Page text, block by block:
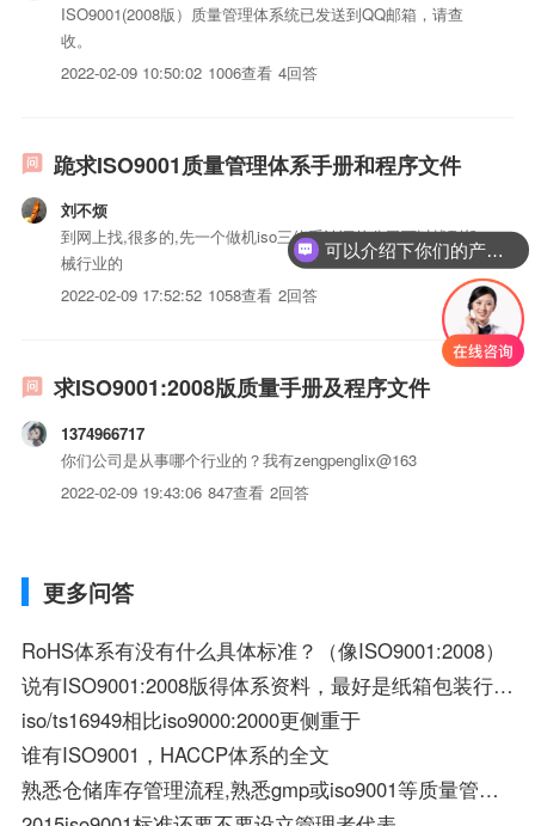
ISO9001(2008版）质量管理体系统已发送到QQ邮箱，请查
收。
2022-02-09 10:50:02 1006查看 4回答
跪求ISO9001质量管理体系手册和程序文件
刘不烦
到网上找,很多的,先一个做机iso三体系认证的公司可以找到机
械行业的
2022-02-09 17:52:52 1058查看 2回答
求ISO9001:2008版质量手册及程序文件
1374966717
你们公司是从事哪个行业的？我有zengpenglix@163
2022-02-09 19:43:06 847查看 2回答
更多问答
RoHS体系有没有什么具体标准？（像ISO9001:2008）
说有ISO9001:2008版得体系资料，最好是纸箱包装行业的.... 感激不尽！
iso/ts16949相比iso9000:2000更侧重于
谁有ISO9001，HACCP体系的全文
熟悉仓储库存管理流程,熟悉gmp或iso9001等质量管理体系,掌握进销存管理基本知
可以介绍下你们的产品么？